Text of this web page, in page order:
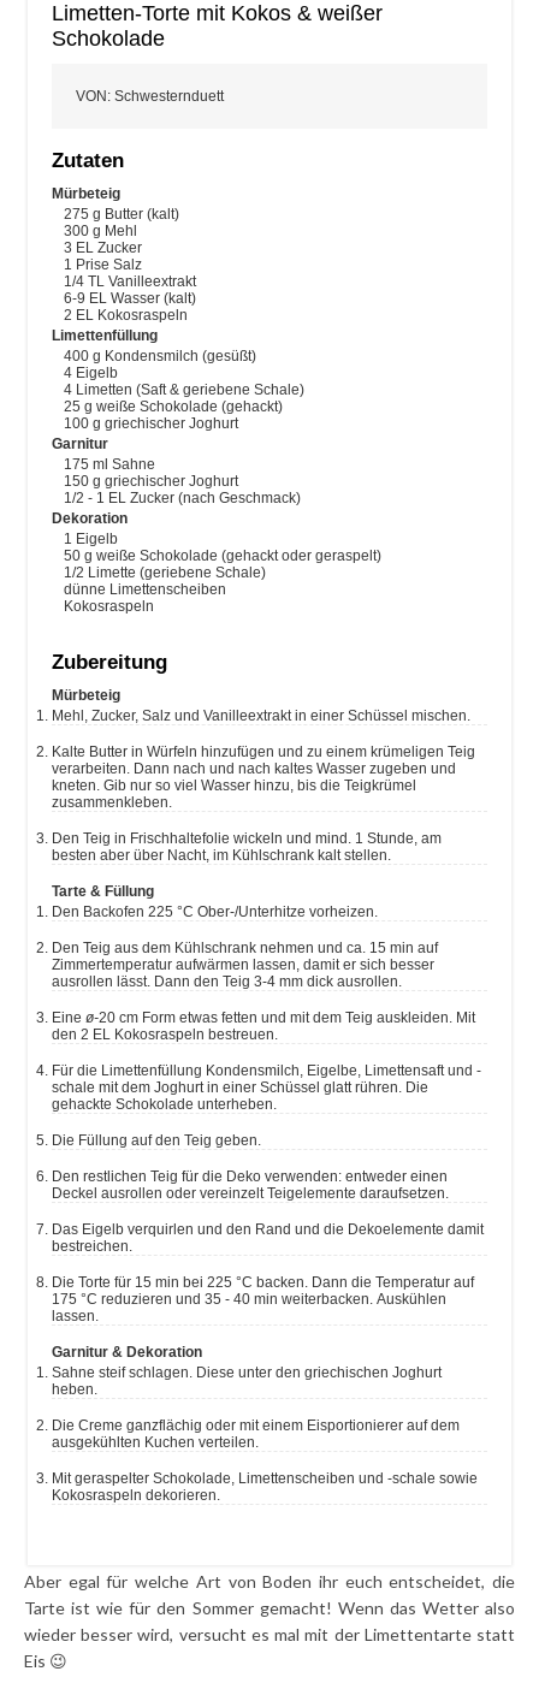
Limetten-Torte mit Kokos & weißer
Schokolade
VON : Schwesternduett
Zutaten
Mürbeteig
275 g Butter (kalt)
300 g Mehl
3 EL Zucker
1 Prise Salz
1/4 TL Vanilleextrakt
6-9 EL Wasser (kalt)
2 EL Kokosraspeln
Limettenfüllung
400 g Kondensmilch (gesüßt)
4 Eigelb
4 Limetten (Saft & geriebene Schale)
25 g weiße Schokolade (gehackt)
100 g griechischer Joghurt
Garnitur
175 ml Sahne
150 g griechischer Joghurt
1/2 - 1 EL Zucker (nach Geschmack)
Dekoration
1 Eigelb
50 g weiße Schokolade (gehackt oder geraspelt)
1/2 Limette (geriebene Schale)
dünne Limettenscheiben
Kokosraspeln
Zubereitung
Mürbeteig
Mehl, Zucker, Salz und Vanilleextrakt in einer Schüssel mischen.
Kalte Butter in Würfeln hinzufügen und zu einem krümeligen Teig
verarbeiten. Dann nach und nach kaltes Wasser zugeben und
kneten. Gib nur so viel Wasser hinzu, bis die Teigkrümel
zusammenkleben.
Den Teig in Frischhaltefolie wickeln und mind. 1 Stunde, am
besten aber über Nacht, im Kühlschrank kalt stellen.
Tarte & Füllung
Den Backofen 225 °C Ober-/Unterhitze vorheizen.
Den Teig aus dem Kühlschrank nehmen und ca. 15 min auf
Zimmertemperatur aufwärmen lassen, damit er sich besser
ausrollen lässt. Dann den Teig 3-4 mm dick ausrollen.
Eine ø-20 cm Form etwas fetten und mit dem Teig auskleiden. Mit
den 2 EL Kokosraspeln bestreuen.
Für die Limettenfüllung Kondensmilch, Eigelbe, Limettensaft und -
schale mit dem Joghurt in einer Schüssel glatt rühren. Die
gehackte Schokolade unterheben.
Die Füllung auf den Teig geben.
Den restlichen Teig für die Deko verwenden: entweder einen
Deckel ausrollen oder vereinzelt Teigelemente daraufsetzen.
Das Eigelb verquirlen und den Rand und die Dekoelemente damit
bestreichen.
Die Torte für 15 min bei 225 °C backen. Dann die Temperatur auf
175 °C reduzieren und 35 - 40 min weiterbacken. Auskühlen
lassen.
Garnitur & Dekoration
Sahne steif schlagen. Diese unter den griechischen Joghurt
heben.
Die Creme ganzflächig oder mit einem Eisportionierer auf dem
ausgekühlten Kuchen verteilen.
Mit geraspelter Schokolade, Limettenscheiben und -schale sowie
Kokosraspeln dekorieren.
Aber egal für welche Art von Boden ihr euch entscheidet, die
Tarte ist wie für den Sommer gemacht! Wenn das Wetter also
wieder besser wird, versucht es mal mit der Limettentarte statt
Eis 😉